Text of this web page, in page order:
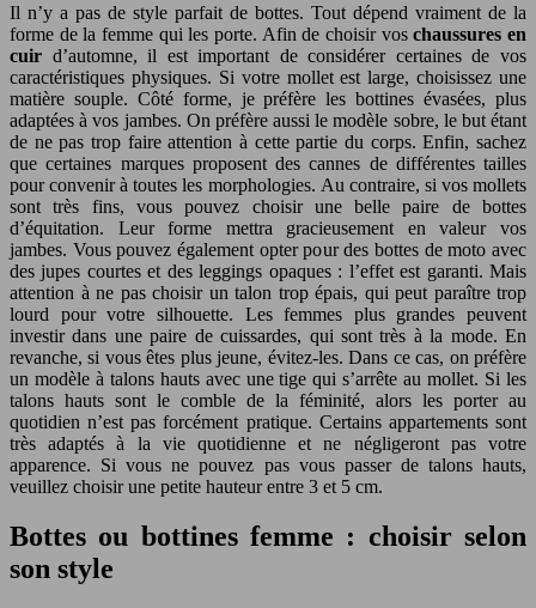
Il n’y a pas de style parfait de bottes. Tout dépend vraiment de la
forme de la femme qui les porte. Afin de choisir voschaussures en
cuir d’automne, il est important de considérer certaines de vos
caractéristiques physiques. Si votre mollet est large, choisissez une
matière souple. Côté forme, je préfère les bottines évasées, plus
adaptées à vos jambes. On préfère aussi le modèle sobre, le but étant
de ne pas trop faire attention à cette partie du corps. Enfin, sachez
que certaines marques proposent des cannes de différentes tailles
pour convenir à toutes les morphologies. Au contraire, si vos mollets
sont très fins, vous pouvez choisir une belle paire de bottes
d’équitation. Leur forme mettra gracieusement en valeur vos
jambes. Vous pouvez également opter pour des bottes de moto avec
des jupes courtes et des leggings opaques : l’effet est garanti. Mais
attention à ne pas choisir un talon trop épais, qui peut paraître trop
lourd pour votre silhouette. Les femmes plus grandes peuvent
investir dans une paire de cuissardes, qui sont très à la mode. En
revanche, si vous êtes plus jeune, évitez-les. Dans ce cas, on préfère
un modèle à talons hauts avec une tige qui s’arrête au mollet. Si les
talons hauts sont le comble de la féminité, alors les porter au
quotidien n’est pas forcément pratique. Certains appartements sont
très adaptés à la vie quotidienne et ne négligeront pas votre
apparence. Si vous ne pouvez pas vous passer de talons hauts,
veuillez choisir une petite hauteur entre 3 et 5 cm.
Bottes ou bottines femme : choisir selon
son style